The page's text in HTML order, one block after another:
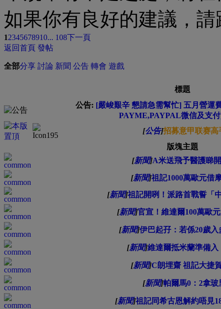
如果你有良好的建議，
12345678910... 108下一頁
返回首頁 發帖
全部分享 討論 新聞 公告 轉會 遊戲
標題
公告: [嚴峻艱辛 懇請急需幫忙] 五月營運
PAYME,PAYPAL微信及支
[公告]招募意甲联赛高
版塊主題
[新聞]A米送飛予醫護睇
[新聞]祖記1000萬歐元借
[新聞]祖記開咧！派路首戰誓「
[新聞]官宣！維達爾100萬歐
[新聞]伊巴起孖：若係20歲入
[新聞]維達爾抵米蘭準備入
[新聞]C朗埋齋 祖記大捷
[新聞]帕爾馬0：2拿玻
[新聞]祖記同希古恩解約唔見